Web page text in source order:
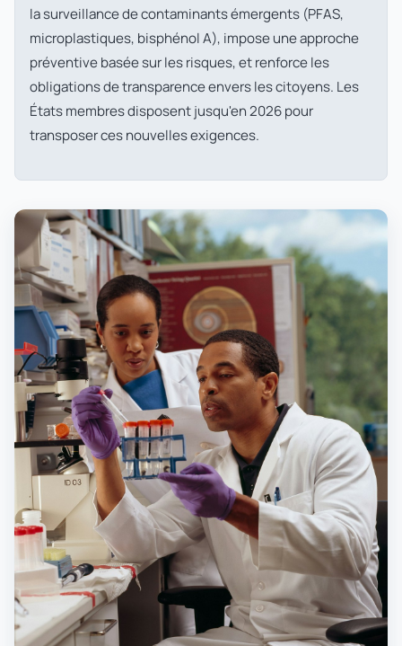
la surveillance de contaminants émergents (PFAS,
microplastiques, bisphénol A), impose une approche
préventive basée sur les risques, et renforce les
obligations de transparence envers les citoyens. Les
États membres disposent jusqu'en 2026 pour
transposer ces nouvelles exigences.